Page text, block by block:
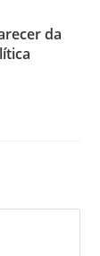
da